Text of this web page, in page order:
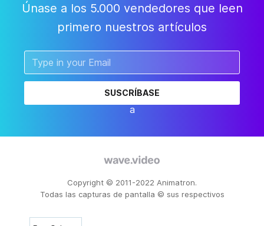
Únase a los 5.000 vendedores que leen
primero nuestros artículos
SUSCRÍBASE
a
Copyright © 2011-2022 Animatron.
Todas las capturas de pantalla © sus respectivos